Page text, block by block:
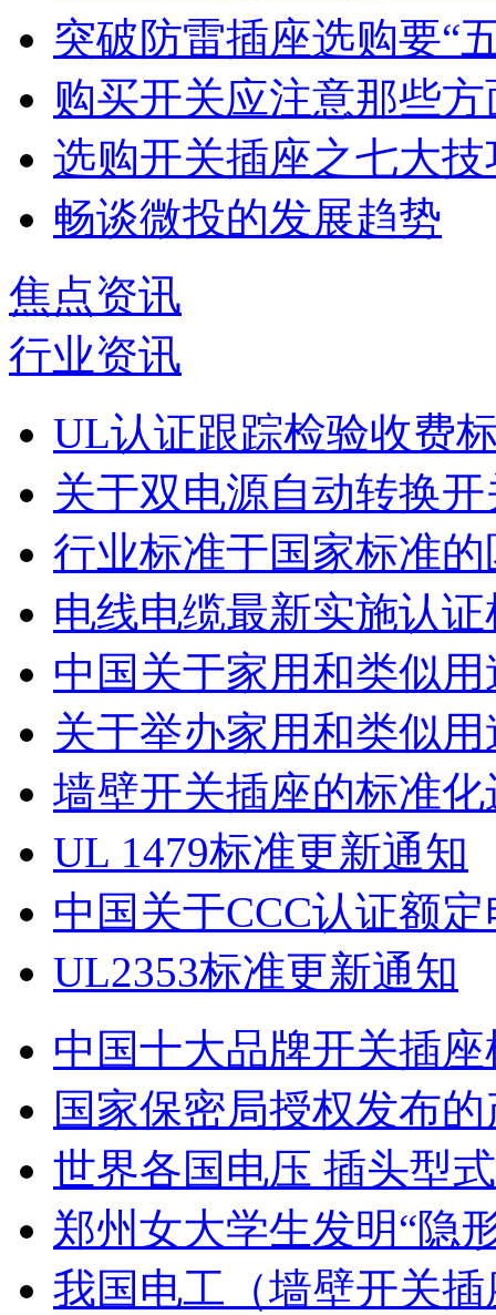
突破防雷插座选购要“
购买开关应注意那些方
选购开关插座之七大技
畅谈微投的发展趋势
焦点资讯
行业资讯
UL认证跟踪检验收费
关于双电源自动转换
行业标准于国家标准的
电线电缆最新实施认
中国关于家用和类似
关于举办家用和类似
墙壁开关插座的标准化
UL 1479标准更新通知
中国关于CCC认证额
UL2353标准更新通知
中国十大品牌开关插座
国家保密局授权发布
世界各国电压 插头型
郑州女大学生发明“隐
我国电工（墙壁开关